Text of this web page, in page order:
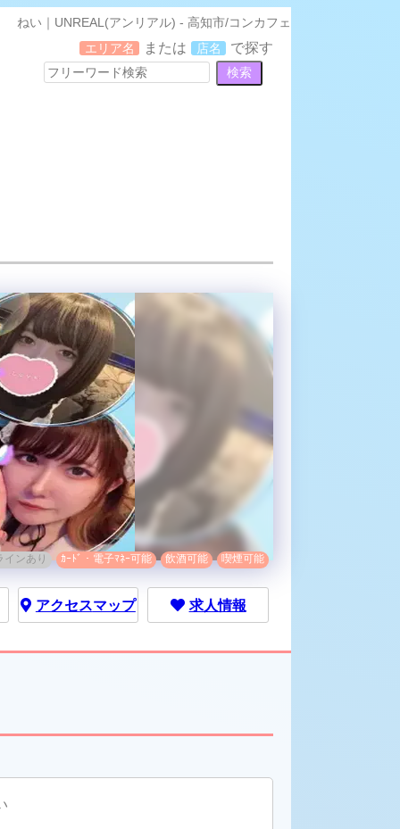
ねい｜UNREAL(アンリアル) - 高知市/コンカフェ
エリア名
または 店名 で探す
インあり ｶｰﾄﾞ・電子ﾏﾈｰ可能 飲酒可能 喫煙可能
アクセスマップ 求人情報